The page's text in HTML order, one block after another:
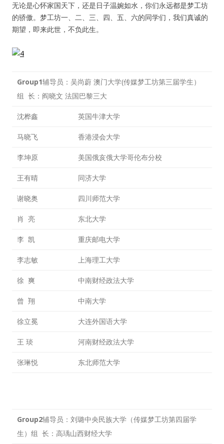
无论是心怀家国天下，还是日子温婉如水，你们永远都是梦工坊
的骄傲。梦工坊一、二、三、四、五、六的同学们，我们真诚的
期望，即来此世，不负此生。
Group1辅导员：吴尚蔚 澳门大学(传媒梦工坊第三届学生）
组 长：阎晓文 法国巴黎三大
沈桦鑫 英国牛津大学
马晓飞 香港浸会大学
李坤原 美国俄亥俄大学哥伦布分校
王有晴 同济大学
谢晓奥 四川师范大学
肖 亮 东北大学
李 凯 重庆邮电大学
李志敏 上海理工大学
徐 爽 中南财经政法大学
曾 翔 中南大学
徐立冕 大连外国语大学
王 琰 河南财经政法大学
张琳悦 东北师范大学
Group2辅导员：刘璐中央民族大学（传媒梦工坊第四届学
生）组 长：高瑀山西财经大学